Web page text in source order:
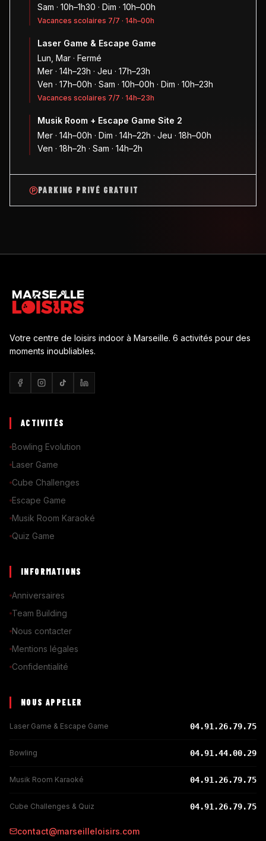
Sam · 10h–1h30 · Dim · 10h–00h
Vacances scolaires 7/7 · 14h–00h
Laser Game & Escape Game
Lun, Mar · Fermé
Mer · 14h–23h · Jeu · 17h–23h
Ven · 17h–00h · Sam · 10h–00h · Dim · 10h–23h
Vacances scolaires 7/7 · 14h–23h
Musik Room + Escape Game Site 2
Mer · 14h–00h · Dim · 14h–22h · Jeu · 18h–00h
Ven · 18h–2h · Sam · 14h–2h
PARKING PRIVÉ GRATUIT
Votre centre de loisirs indoor à Marseille. 6 activités pour des
moments inoubliables.
ACTIVITÉS
Bowling Evolution
Laser Game
Cube Challenges
Escape Game
Musik Room Karaoké
Quiz Game
INFORMATIONS
Anniversaires
Team Building
Nous contacter
Mentions légales
Confidentialité
NOUS APPELER
Laser Game & Escape Game 04.91.26.79.75
Bowling 04.91.44.00.29
Musik Room Karaoké 04.91.26.79.75
Cube Challenges & Quiz 04.91.26.79.75
contact@marseilleloisirs.com